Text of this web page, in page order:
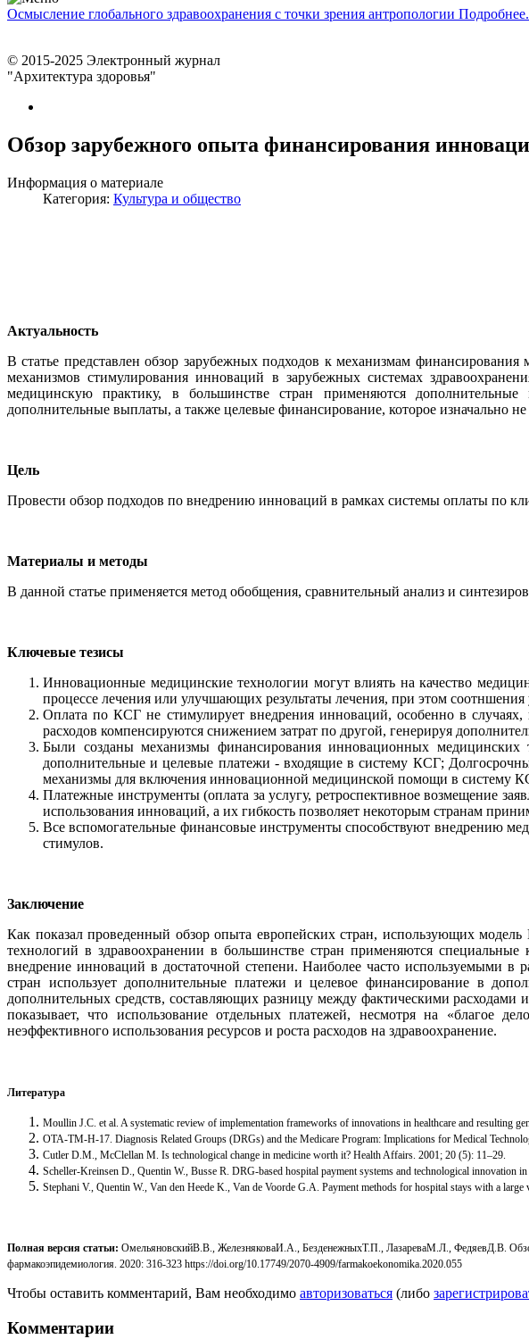
Осмысление глобального здравоохранения с точки зрения антропологии
© 2015-2025 Электронный журнал
"Архитектура здоровья"
Обзор зарубежного опыта финансирования
Информация о материале
Категория: Культура и общество
Актуальность
В статье представлен обзор зарубежных подходов к механизмам
механизмов стимулирования инноваций в зарубежных системах
медицинскую практику, в большинстве стран применяются
дополнительные выплаты, а также целевые финансирование, которое изначально
Цель
Провести обзор подходов по внедрению инноваций в рамках системы оплаты по
Материалы и методы
В данной статье применяется метод обобщения, сравнительный анализ и
Ключевые тезисы
Инновационные медицинские технологии могут влиять на качество
процессе лечения или улучшающих результаты лечения, при этом соотншения
Оплата по КСГ не стимулирует внедрения инноваций, особенно в
расходов компенсируются снижением затрат по другой, генерируя
Были созданы механизмы финансирования инновационных
дополнительные и целевые платежи - входящие в систему КСГ;
механизмы для включения инновационной медицинской помощи в систему
Платежные инструменты (оплата за услугу, ретроспективное возмещение
использования инноваций, а их гибкость позволяет некоторым странам
Все вспомогательные финансовые инструменты способствуют внедрению
стимулов.
Заключение
Как показал проведенный обзор опыта европейских стран, использующих
технологий в здравоохранении в большинстве стран применяются
внедрение инноваций в достаточной степени. Наиболее часто используемыми
стран использует дополнительные платежи и целевое финансирование в
дополнительных средств, составляющих разницу между фактическими
показывает, что использование отдельных платежей, несмотря на «благое
неэффективного использования ресурсов и роста расходов на здравоохранение.
Литература
Moullin J.C. et al. A systematic review of implementation frameworks of innovations in healthcare and resulting
OTA-TM-H-17. Diagnosis Related Groups (DRGs) and the Medicare Program: Implications for Medical
Cutler D.M., McClellan M. Is technological change in medicine worth it? Health Affairs. 2001; 20 (5): 11–29.
Scheller-Kreinsen D., Quentin W., Busse R. DRG-based hospital payment systems and technological innovation
Stephani V., Quentin W., Van den Heede K., Van de Voorde G.A. Payment methods for hospital stays with a
Полная версия статьи: ОмельяновскийВ.В., ЖелезняковаИ.А., БезденежныхТ.П., ЛазареваМ.Л., ФедяевД.В.
фармакоэпидемиология. 2020: 316-323 https://doi.org/10.17749/2070-4909/farmakoekonomika.2020.055
Чтобы оставить комментарий, Вам необходимо авторизоваться (либо
Комментарии